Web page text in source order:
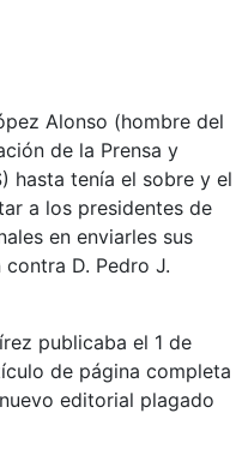
Alonso (hombre del
de la Prensa y
hasta tenía el sobre y el
a los presidentes de
en enviarles sus
D. Pedro J.
publicaba el 1 de
de página completa
editorial plagado